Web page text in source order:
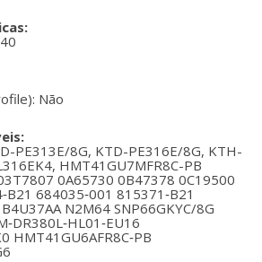
Não
PE313E/8G, KTD-PE316E/8G, KTH-
HMT41GU7MFR8C-PB
0A65730 0B47378 0C19500
684035‐001 815371‐B21
N2M64 SNP66GKYC/8G
HMT41GU6AFR8C‐PB